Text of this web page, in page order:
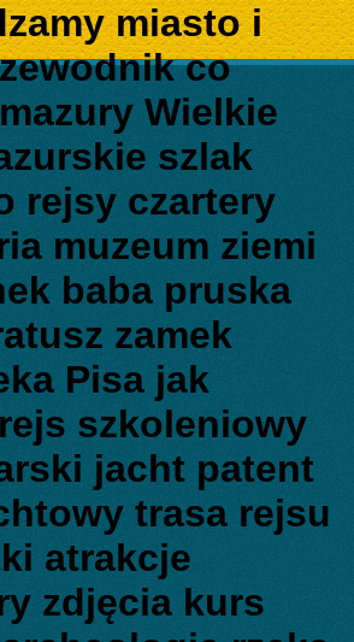
miasto i
co
Wielkie
szlak
rejsy czartery
muzeum ziemi
baba pruska
zamek
Pisa jak
szkoleniowy
jacht patent
trasa rejsu
atrakcje
zdjęcia kurs